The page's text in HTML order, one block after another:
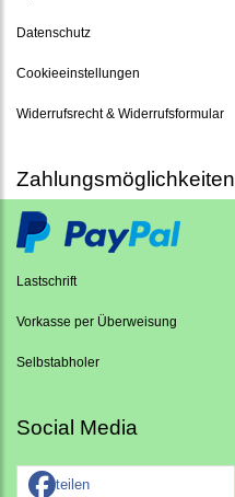
Datenschutz
Cookieeinstellungen
Widerrufsrecht & Widerrufsformular
Zahlungsmöglichkeiten
Lastschrift
Vorkasse per Überweisung
Selbstabholer
Social Media
teilen